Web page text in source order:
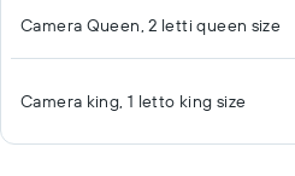
Camera Queen, 2 letti queen size
Camera king, 1 letto king size